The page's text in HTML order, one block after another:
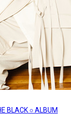
BLACK ○ ALBUM